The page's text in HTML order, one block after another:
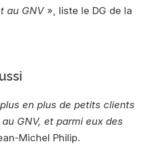
au GNV », liste le DG de la
en plus de petits clients
GNV, et parmi eux des
Michel Philip.